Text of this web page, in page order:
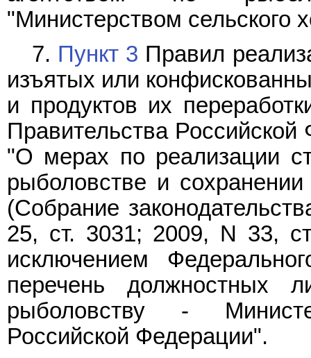
"Министерством сельского
7. Пункт 3 Правил
изъятых или
и продуктов их
Правительства
"О мерах по реализации
рыболовстве и
(Собрание
25, ст. 3031; 2009, N 33,
исключением
перечень должностных
рыболовству -
Российской Федерации".